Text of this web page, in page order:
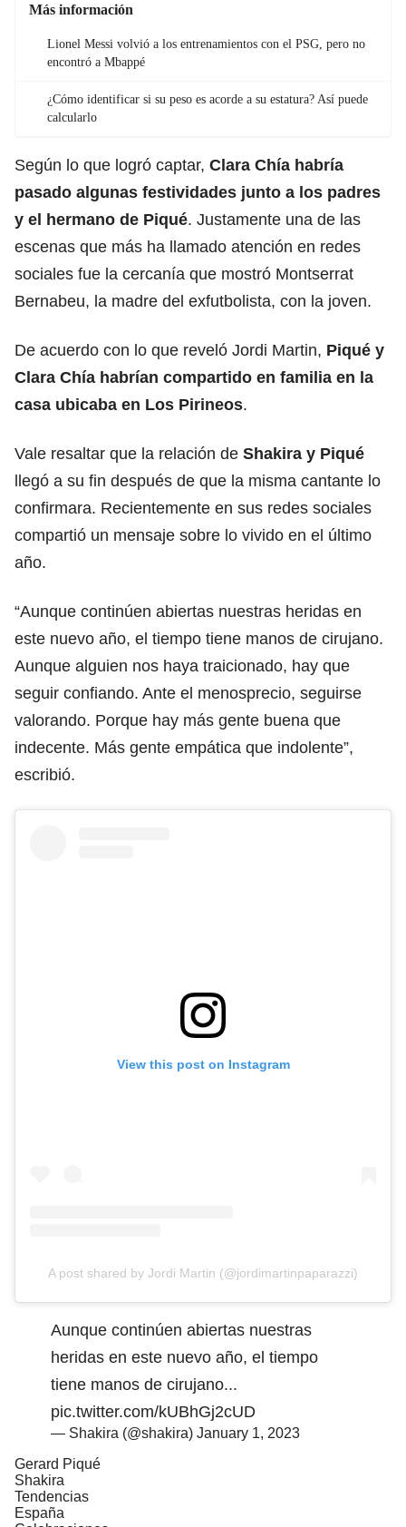
Más información
Lionel Messi volvió a los entrenamientos con el PSG, pero no
encontró a Mbappé
¿Cómo identificar si su peso es acorde a su estatura? Así puede
calcularlo
Según lo que logró captar, Clara Chía habría
pasado algunas festividades junto a los padres
y el hermano de Piqué. Justamente una de las
escenas que más ha llamado atención en redes
sociales fue la cercanía que mostró Montserrat
Bernabeu, la madre del exfutbolista, con la joven.
De acuerdo con lo que reveló Jordi Martin, Piqué y
Clara Chía habrían compartido en familia en la
casa ubicaba en Los Pirineos.
Vale resaltar que la relación de Shakira y Piqué
llegó a su fin después de que la misma cantante lo
confirmara. Recientemente en sus redes sociales
compartió un mensaje sobre lo vivido en el último
año.
“Aunque continúen abiertas nuestras heridas en
este nuevo año, el tiempo tiene manos de cirujano.
Aunque alguien nos haya traicionado, hay que
seguir confiando. Ante el menosprecio, seguirse
valorando. Porque hay más gente buena que
indecente. Más gente empática que indolente”,
escribió.
View this post on Instagram
A post shared by Jordi Martin (@jordimartinpaparazzi)
Aunque continúen abiertas nuestras
heridas en este nuevo año, el tiempo
tiene manos de cirujano...
pic.twitter.com/kUBhGj2cUD
— Shakira (@shakira) January 1, 2023
Gerard Piqué
Shakira
Tendencias
España